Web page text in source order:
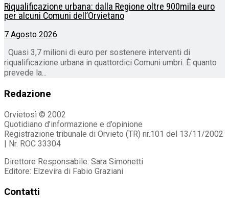
Riqualificazione urbana: dalla Regione oltre 900mila euro
per alcuni Comuni dell’Orvietano
7 Agosto 2026
Quasi 3,7 milioni di euro per sostenere interventi di
riqualificazione urbana in quattordici Comuni umbri. È quanto
prevede la...
Redazione
Orvietosì © 2002
Quotidiano d’informazione e d’opinione
Registrazione tribunale di Orvieto (TR) nr.101 del 13/11/2002
| Nr. ROC 33304
Direttore Responsabile: Sara Simonetti
Editore: Elzevira di Fabio Graziani
Contatti